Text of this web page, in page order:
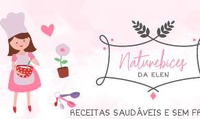
RECEITAS SAUDÁVEIS E SEM